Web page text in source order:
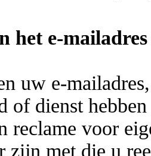
het e-
uw e-
of dienst
reclame voor
zijn met die u